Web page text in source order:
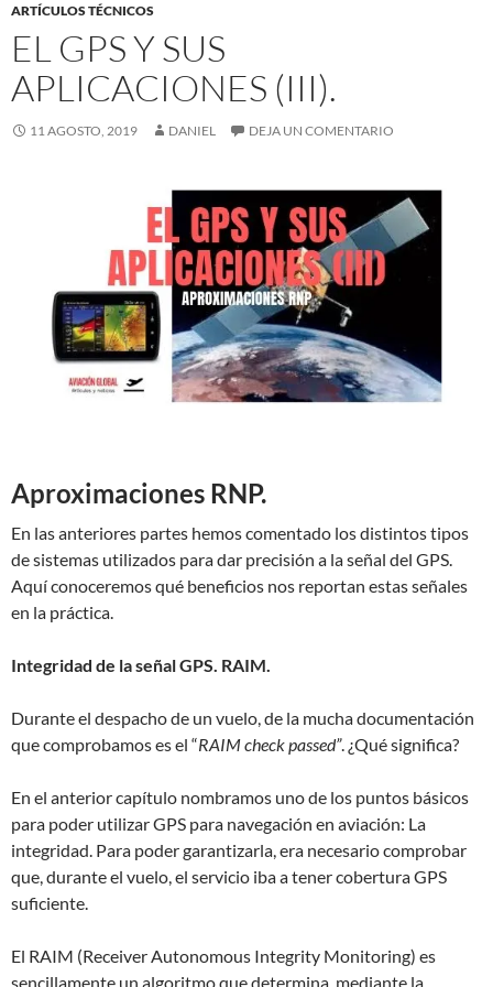
ARTÍCULOS TÉCNICOS
EL GPS Y SUS
APLICACIONES (III).
11 AGOSTO, 2019 DANIEL DEJA UN COMENTARIO
Aproximaciones RNP.
En las anteriores partes hemos comentado los distintos tipos
de sistemas utilizados para dar precisión a la señal del GPS.
Aquí conoceremos qué beneficios nos reportan estas señales
en la práctica.
Integridad de la señal GPS. RAIM.
Durante el despacho de un vuelo, de la mucha documentación
que comprobamos es el “RAIM check passed”. ¿Qué significa?
En el anterior capítulo nombramos uno de los puntos básicos
para poder utilizar GPS para navegación en aviación: La
integridad. Para poder garantizarla, era necesario comprobar
que, durante el vuelo, el servicio iba a tener cobertura GPS
suficiente.
El RAIM (Receiver Autonomous Integrity Monitoring) es
sencillamente un algoritmo que determina, mediante la